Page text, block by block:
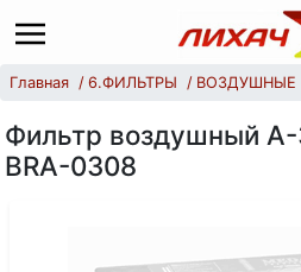
Главная 6.ФИЛЬТРЫ ВОЗДУШНЫЕ
Фильтр воздушный А-
BRA-0308